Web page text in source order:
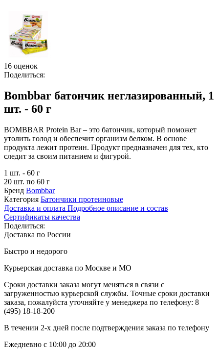
16 оценок
Поделиться:
Bombbar батончик неглазированный, 1
шт. - 60 г
BOMBBAR Protein Bar – это батончик, который поможет
утолить голод и обеспечит организм белком. В основе
продукта лежит протеин. Продукт предназначен для тех, кто
следит за своим питанием и фигурой.
1 шт. - 60 г
20 шт. по 60 г
Бренд Bombbar
Категория Батончики протеиновые
Доставка и оплата Подробное описание и состав
Сертификаты качества
Поделиться:
Доставка по России
Быстро и недорого
Курьерская доставка по Москве и МО
Сроки доставки заказа могут меняться в связи с
загруженностью курьерской службы. Точные сроки доставки
заказа, пожалуйста уточняйте у менеджера по телефону: 8
(495) 18-18-200
В течении 2-х дней после подтверждения заказа по телефону
Ежедневно с 10:00 до 20:00